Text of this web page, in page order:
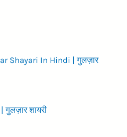
Shayari In Hindi | गुलज़ार
शायरी